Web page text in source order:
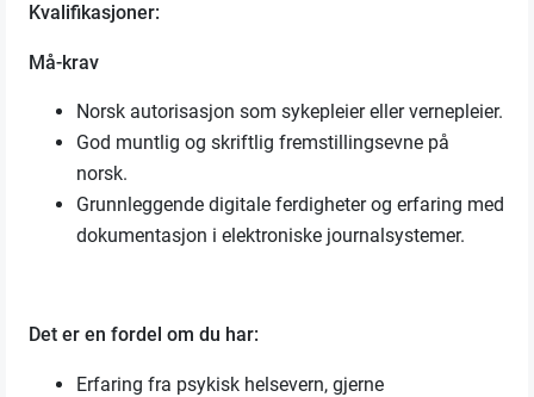
Kvalifikasjoner:
Må-krav
Norsk autorisasjon som sykepleier eller vernepleier.
God muntlig og skriftlig fremstillingsevne på
norsk.
Grunnleggende digitale ferdigheter og erfaring med
dokumentasjon i elektroniske journalsystemer.
Det er en fordel om du har:
Erfaring fra psykisk helsevern, gjerne